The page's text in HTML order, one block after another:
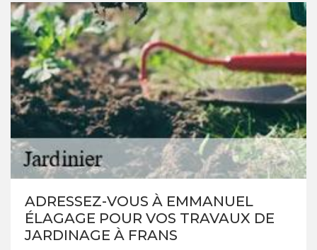
ADRESSEZ-VOUS À EMMANUEL
ÉLAGAGE POUR VOS TRAVAUX DE
JARDINAGE À FRANS